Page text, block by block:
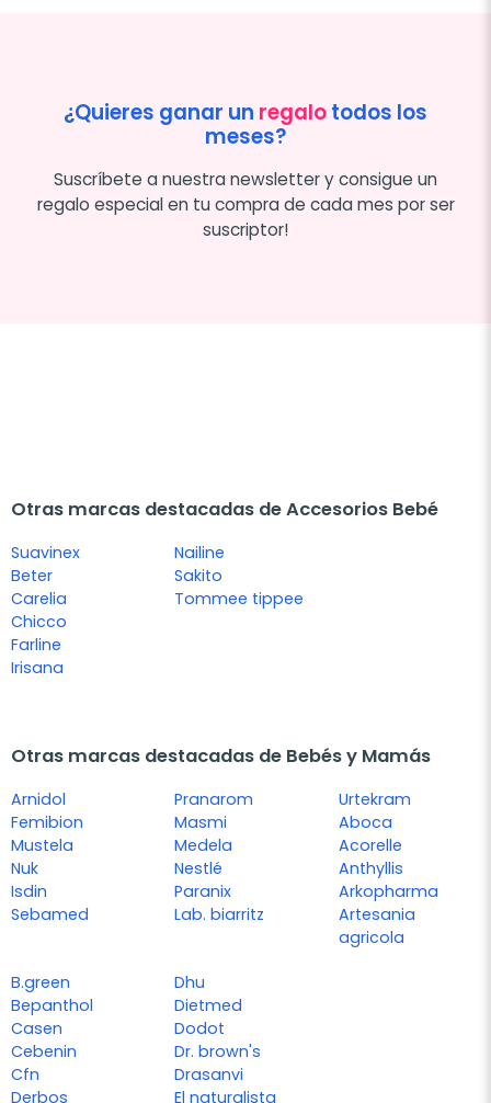
¿Quieres ganar un regalotodos los
meses?
Suscríbete a nuestra newsletter y consigue un
regalo especial en tu compra de cada mes por ser
suscriptor!
Otras marcas destacadas de Accesorios Bebé
Suavinex
Beter
Carelia
Chicco
Farline
Irisana
Nailine
Sakito
Tommee tippee
Otras marcas destacadas de Bebés y Mamás
Arnidol
Femibion
Mustela
Nuk
Isdin
Sebamed
Pranarom
Masmi
Medela
Nestlé
Paranix
Lab. biarritz
Urtekram
Aboca
Acorelle
Anthyllis
Arkopharma
Artesania
agricola
B.green
Bepanthol
Casen
Cebenin
Cfn
Derbos
Dhu
Dietmed
Dodot
Dr. brown's
Drasanvi
El naturalista